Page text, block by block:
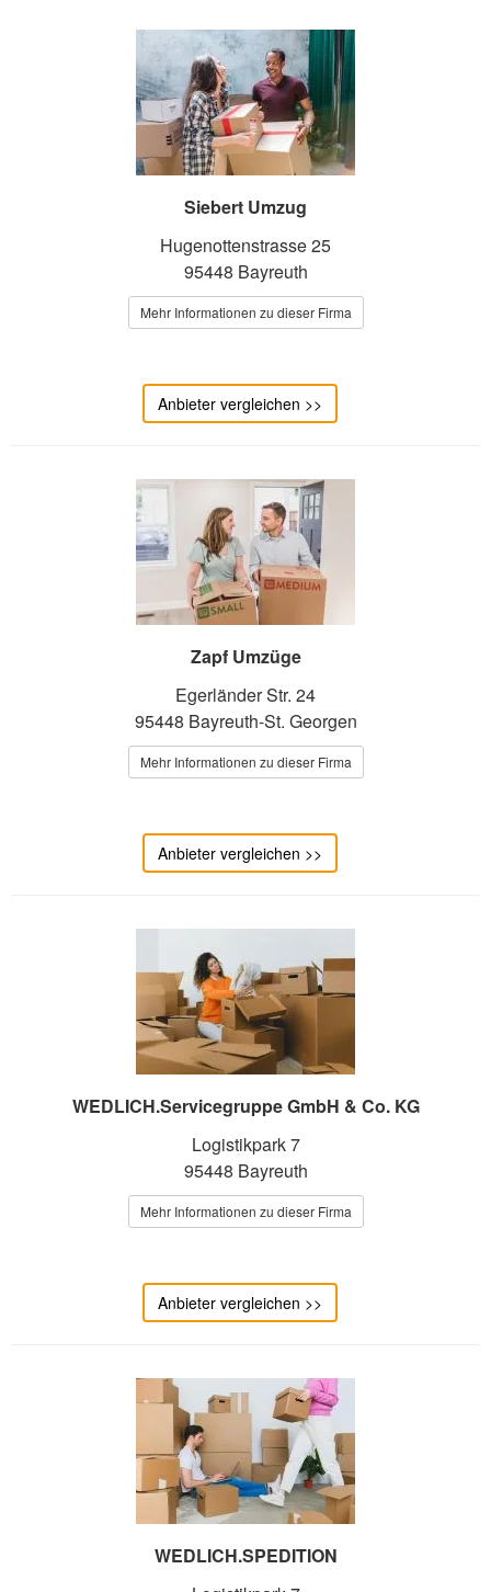
Siebert Umzug
Hugenottenstrasse 25
95448 Bayreuth
Mehr Informationen zu dieser Firma
Anbieter vergleichen >>
Zapf Umzüge
Egerländer Str. 24
95448 Bayreuth-St. Georgen
Mehr Informationen zu dieser Firma
Anbieter vergleichen >>
WEDLICH.Servicegruppe GmbH & Co. KG
Logistikpark 7
95448 Bayreuth
Mehr Informationen zu dieser Firma
Anbieter vergleichen >>
WEDLICH.SPEDITION